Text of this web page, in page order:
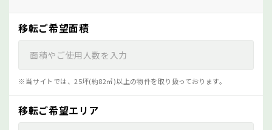
移転ご希望面積
当サイトでは、25坪(約82㎡)以上の物件を取り扱っております。
移転ご希望エリア